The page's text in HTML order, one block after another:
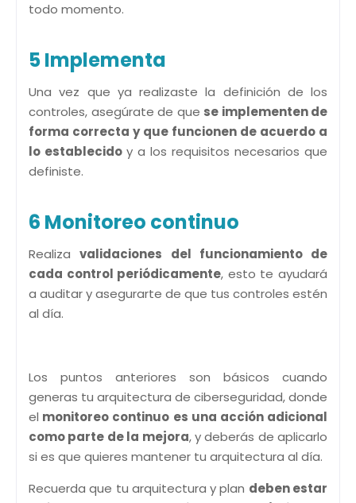
todo momento.
5 Implementa
Una vez que ya realizaste la definición de los
controles, asegúrate de que se implementen de
forma correcta y que funcionen de acuerdo a
lo establecido y a los requisitos necesarios que
definiste.
6 Monitoreo continuo
Realizavalidaciones del funcionamiento de
cada control periódicamente, esto te ayudará
a auditar y asegurarte de que tus controles estén
al día.
Los puntos anteriores son básicos cuando
generas tu arquitectura de ciberseguridad, donde
el monitoreo continuo es una acción adicional
como parte de la mejora, y deberás de aplicarlo
si es que quieres mantener tu arquitectura al día.
Recuerda que tu arquitectura y plan deben estar